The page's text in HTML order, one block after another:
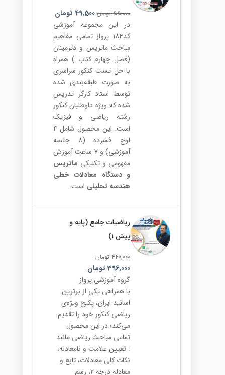
55,000 تومان 49,500 تومان
در این مجموعه آموزشی
کد۱۸۴ پرواز تمامی مفاهیم
مباحث ماتریس و دترمینان
(فصل چهارم کتاب ) همراه
با حل تست کنکور سراسری
به صورت طبقه‌بندی شده
توسط استاد کارگر تدریس
شده که ویژه داوطلبان کنکور
رشته ریاضی و فیزیک
است. این محصول شامل ۴
لوح فشرده (۸ جلسه
آموزشی) و ۷ ساعت آموزش
مفهومی و تکنیکی ماتریس
و دستگاه معادلات خطی
هندسه تحلیلی است.
ریاضیات جامع (پایه و
پیش ۱)
440,000 تومان
396,000 تومان
گروه آموزشی پرواز
با همراهی یکی از برترین
اساتید ایران، پکیج ویژه‌ی
ریاضی کنکور خود را تقدیم
می‌کند؛ در این محصول
تمامی مباحث ریاضی مانند
: تعیین علامت و نامعادله،
نکات کلی معادلات، تابع و
معادله درجه ۲، رسم